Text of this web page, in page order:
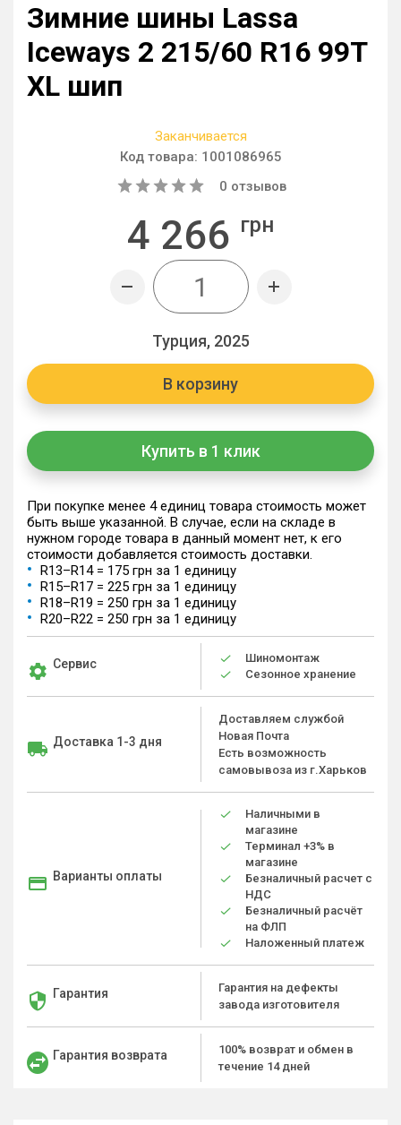
Зимние шины Lassa
Iceways 2 215/60 R16 99T
XL шип
Заканчивается
Код товара: 1001086965
0 отзывов
4 266 грн
Турция, 2025
В корзину
Купить в 1 клик
При покупке менее 4 единиц товара стоимость может
быть выше указанной. В случае, если на складе в
нужном городе товара в данный момент нет, к его
стоимости добавляется стоимость доставки.
R13–R14 = 175 грн за 1 единицу
R15–R17 = 225 грн за 1 единицу
R18–R19 = 250 грн за 1 единицу
R20–R22 = 250 грн за 1 единицу
Сервис
Шиномонтаж
Сезонное хранение
Доставка 1-3 дня
Доставляем службой
Новая Почта
Есть возможность
самовывоза из г.Харьков
Варианты оплаты
Наличными в
магазине
Терминал +3% в
магазине
Безналичный расчет с
НДС
Безналичный расчёт
на ФЛП
Наложенный платеж
Гарантия
Гарантия на дефекты
завода изготовителя
Гарантия возврата
100% возврат и обмен в
течение 14 дней